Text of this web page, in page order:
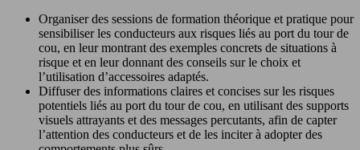
Organiser des sessions de formation théorique et pratique pour
sensibiliser les conducteurs aux risques liés au port du tour de
cou, en leur montrant des exemples concrets de situations à
risque et en leur donnant des conseils sur le choix et
l’utilisation d’accessoires adaptés.
Diffuser des informations claires et concises sur les risques
potentiels liés au port du tour de cou, en utilisant des supports
visuels attrayants et des messages percutants, afin de capter
l’attention des conducteurs et de les inciter à adopter des